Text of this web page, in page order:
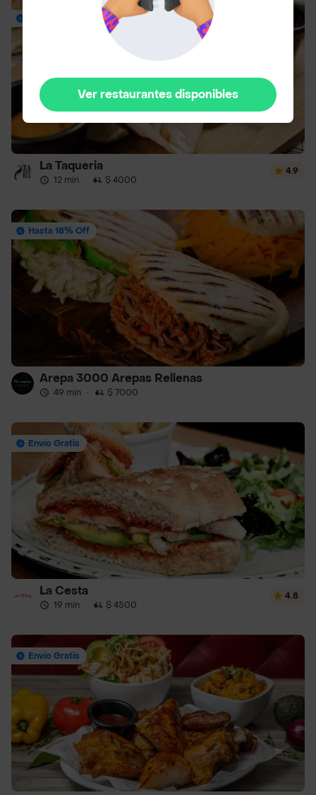
La Taqueria
12 min · $ 4000
4.9
Hasta 18% Off
Arepa 3000 Arepas Rellenas
49 min · $ 7000
Envío Gratis
La Cesta
19 min · $ 4500
4.8
Envío Gratis
Ver restaurantes disponibles